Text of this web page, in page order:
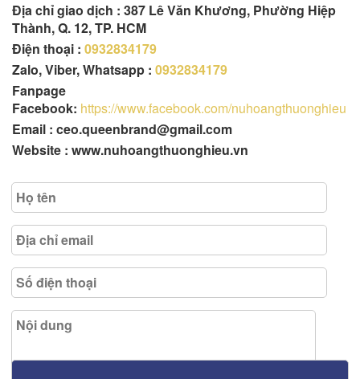
Địa chỉ giao dịch : 387 Lê Văn Khương, Phường Hiệp
Thành, Q. 12, TP. HCM
Điện thoại : 0932834179
Zalo, Viber, Whatsapp : 0932834179
Fanpage
Facebook: https://www.facebook.com/nuhoangthuonghieu
Email : ceo.queenbrand@gmail.com
Website : www.nuhoangthuonghieu.vn